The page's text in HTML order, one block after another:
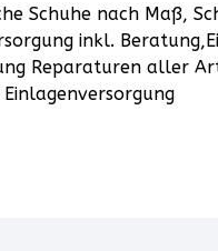
Schuhe nach Maß,
inkl.
Reparaturen aller